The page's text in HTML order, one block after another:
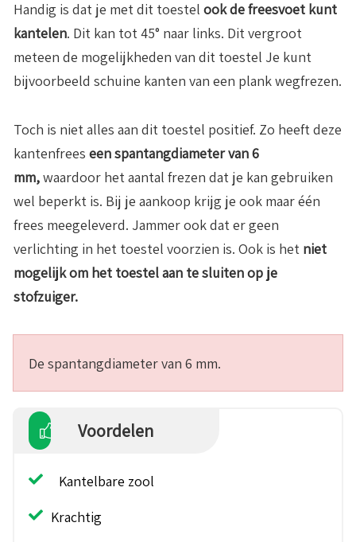
Handig is dat je met dit toestel ook de freesvoet kunt
kantelen. Dit kan tot 45° naar links. Dit vergroot
meteen de mogelijkheden van dit toestel Je kunt
bijvoorbeeld schuine kanten van een plank wegfrezen.
Toch is niet alles aan dit toestel positief. Zo heeft deze
kantenfrees een spantangdiameter van 6
mm,waardoor het aantal frezen dat je kan gebruiken
wel beperkt is. Bij je aankoop krijg je ook maar één
frees meegeleverd. Jammer ook dat er geen
verlichting in het toestel voorzien is. Ook is het niet
mogelijk om het toestel aan te sluiten op je
stofzuiger.
De spantangdiameter van 6 mm.
Voordelen
Kantelbare zool
Krachtig